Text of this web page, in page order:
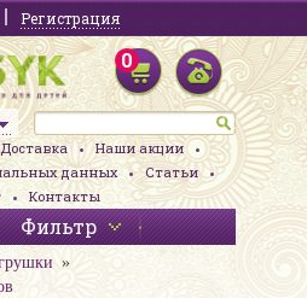
Регистрация
0
Доставка
Наши акции
данных
Статьи
Контакты
Фильтр